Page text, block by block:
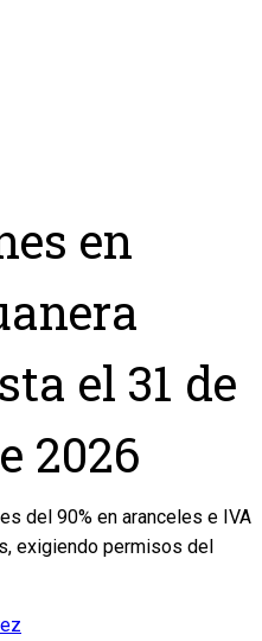
en
el 31 de
2026
del 90% en aranceles e IVA
exigiendo permisos del